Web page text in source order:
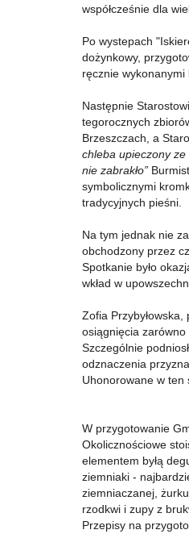
współcześnie dla
Po wystepach
dożynkowy,
ręcznie wykonanymi
Następnie
tegorocznych
Brzeszczach, a
chleba upieczony
nie zabrakło”
symbolicznymi
tradycyjnych pieśni.
Na tym jednak nie
obchodzony przez
Spotkanie było
wkład w
Zofia
osiągnięcia zarówno
Szczególnie
odznaczenia
Uhonorowane w ten
W przygotowanie
Okolicznościowe
elementem byłą
ziemniaki -
ziemniaczanej,
rzodkwi i zupy z
Przepisy na